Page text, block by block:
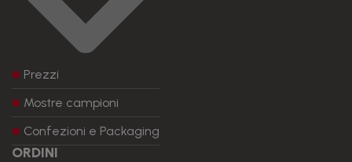
Prezzi
Mostre campioni
Confezioni e Packaging
ORDINI